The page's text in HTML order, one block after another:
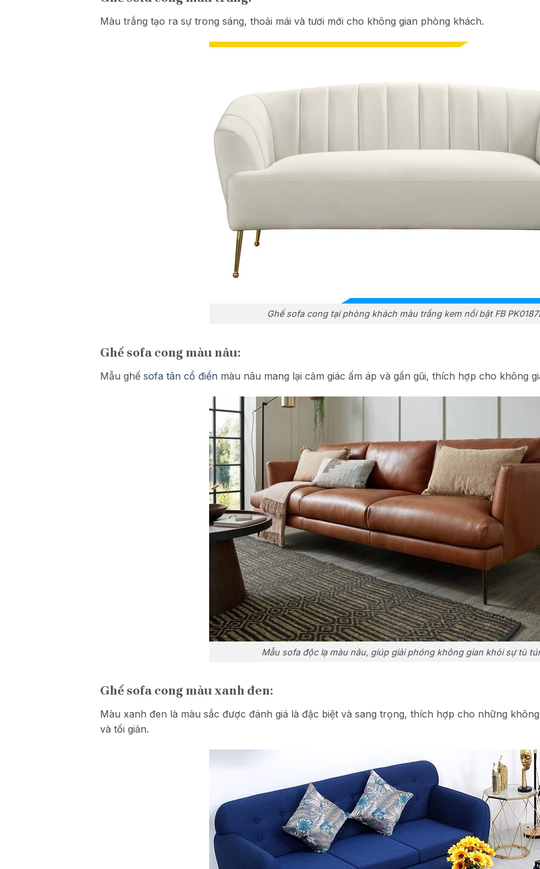
Màu trắng tạo ra sự trong sáng, thoải mái và tươi mới cho không gian phòng khách.
Ghế sofa cong tại phòng khách màu trắng kem nổi bật FB
Ghế sofa cong màu nâu:
Mẫu ghếsofa tân cổ điển màu nâu mang lại cảm giác ấm áp và gần gũi, thích hợp cho không
Mẫu sofa độc lạ màu nâu, giúp giải phóng không gian khỏi sự tù
Ghế sofa cong màu xanh đen:
Màu xanh đen là màu sắc được đánh giá là đặc biệt và sang trọng, thích hợp cho những
và tối giản.